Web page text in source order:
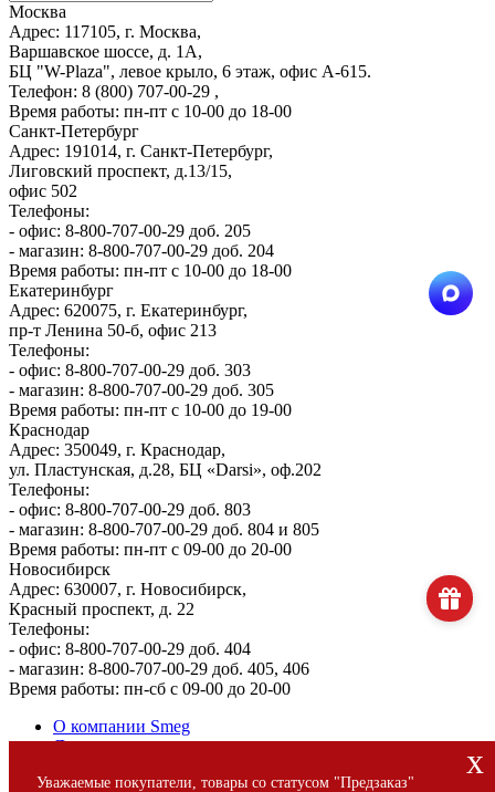
x
Уважаемые покупатели, товары со статусом "Предзаказ"
Москва
Адрес: 117105, г. Москва,
Варшавское шоссе, д. 1А,
БЦ "W-Plaza", левое крыло, 6 этаж, офис А-615.
Телефон: 8 (800) 707-00-29 ,
Время работы: пн-пт с 10-00 до 18-00
Санкт-Петербург
Адрес: 191014, г. Санкт-Петербург,
Лиговский проспект, д.13/15,
офис 502
Телефоны:
- офис: 8-800-707-00-29 доб. 205
- магазин: 8-800-707-00-29 доб. 204
Время работы: пн-пт с 10-00 до 18-00
Екатеринбург
Адрес: 620075, г. Екатеринбург,
пр-т Ленина 50-б, офис 213
Телефоны:
- офис: 8-800-707-00-29 доб. 303
- магазин: 8-800-707-00-29 доб. 305
Время работы: пн-пт с 10-00 до 19-00
Краснодар
Адрес: 350049, г. Краснодар,
ул. Пластунская, д.28, БЦ «Darsi», оф.202
Телефоны:
- офис: 8-800-707-00-29 доб. 803
- магазин: 8-800-707-00-29 доб. 804 и 805
Время работы: пн-пт с 09-00 до 20-00
Новосибирск
Адрес: 630007, г. Новосибирск,
Красный проспект, д. 22
Телефоны:
- офис: 8-800-707-00-29 доб. 404
- магазин: 8-800-707-00-29 доб. 405, 406
Время работы: пн-сб с 09-00 до 20-00
О компании Smeg
Доставка и оплата
Сервис